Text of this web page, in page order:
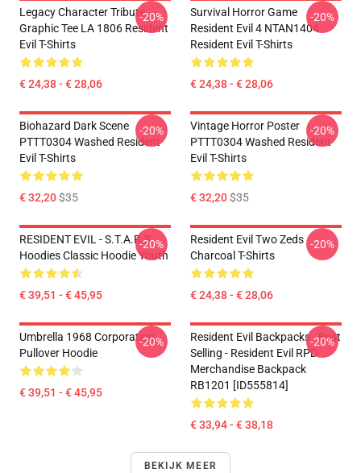
Legacy Character Tribute
Graphic Tee LA 1806 Resident
Evil T-Shirts
€ 24,38 - € 28,06
-20%
Survival Horror Game
Resident Evil 4 NTAN1404
Resident Evil T-Shirts
€ 24,38 - € 28,06
-20%
Biohazard Dark Scene
PTTT0304 Washed Resident
Evil T-Shirts
€ 32,20$35
-20%
Vintage Horror Poster
PTTT0304 Washed Resident
Evil T-Shirts
€ 32,20$35
-20%
RESIDENT EVIL - S.T.A.R.S
Hoodies Classic Hoodie Youth
€ 39,51 - € 45,95
-20%
Resident Evil Two Zeds
Charcoal T-Shirts
€ 24,38 - € 28,06
-20%
Umbrella 1968 Corporation
Pullover Hoodie
€ 39,51 - € 45,95
-20%
Resident Evil Backpacks - Best
Selling - Resident Evil RPD
Merchandise Backpack
RB1201 [ID555814]
€ 33,94 - € 38,18
-20%
BEKIJK MEER